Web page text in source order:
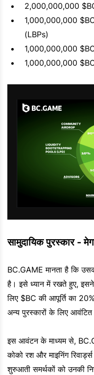
2,000,000,000
1,000,000,000 $BC
(LBPs)
1,000,000,000
1,000,000,000 $BC
सामुदायिक पुरस्कार -
BC.GAME मानता है कि
है। इसे ध्यान में रखते हुए,
लिए $BC की आपूर्ति का
अन्य पुरस्कारों के लिए आवंटित
इस आवंटन के माध्यम से,
कोको रश और माइनिंग
शुरुआती समर्थकों को उनकी